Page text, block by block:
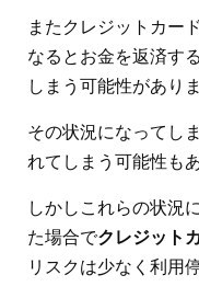
またクレジットカー
なるとお金を返済す
しまう可能性がありま
その状況になってし
れてしまう可能性も
しかしこれらの状況
た場合でクレジット
リスクは少なく利用